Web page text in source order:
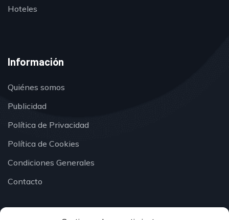
Hoteles
Información
Quiénes somos
Publicidad
Política de Privacidad
Política de Cookies
Condiciones Generales
Contacto